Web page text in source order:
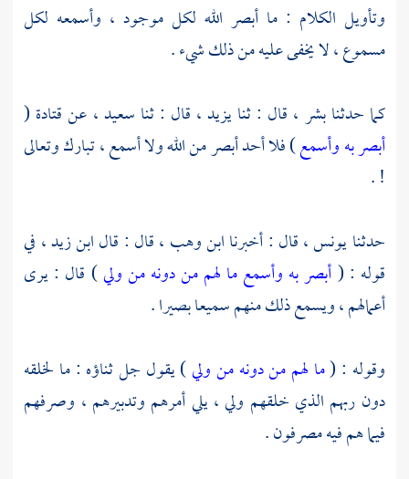
وتأويل الكلام : ما أبصر الله لكل موجود ، وأسمعه لكل
مسموع ، لا يخفى عليه من ذلك شيء .
كما حدثنابشر ، قال : ثنايزيد ، قال : ثنا سعيد ، عنقتادة (
أبصر به وأسمع) فلا أحد أبصر من الله ولا أسمع ، تبارك وتعالى
! .
حدثنايونس ،قال : أخبرناابن وهب ،قال : قالابن زيد، في
قوله : (أبصر به وأسمع ما لهم من دونه من ولي) قال : يرى
أعمالهم ، ويسمع ذلك منهم سميعا بصيرا .
وقوله : (ما لهم من دونه من ولي) يقول جل ثناؤه : ما لخلقه
دون ربهم الذي خلقهم ولي ، يلي أمرهم وتدبيرهم ، وصرفهم
فيما هم فيه مصرفون .